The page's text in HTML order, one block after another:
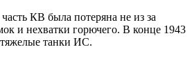
КВ была потеряна не из за
и нехватки горючего. В конце 1943
танки ИС.